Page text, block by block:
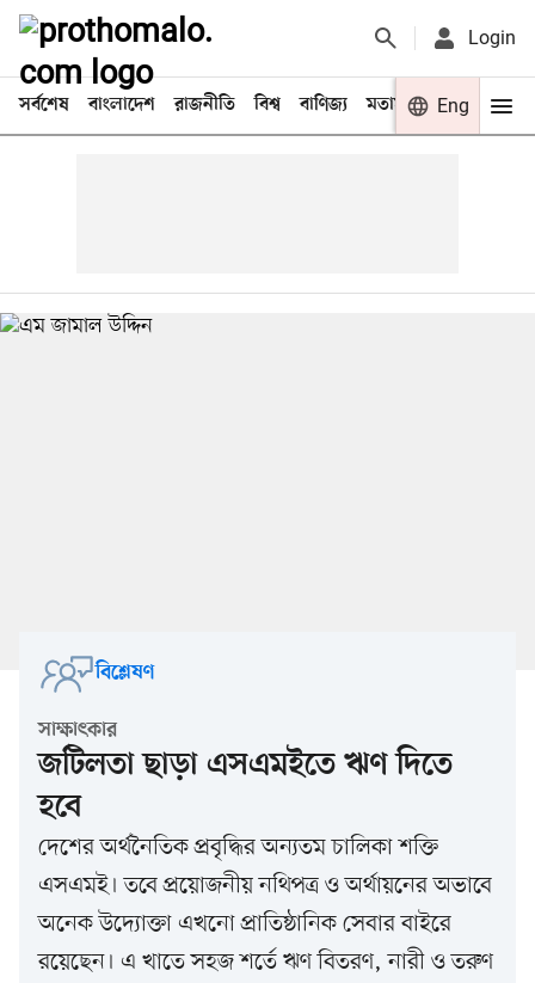
Login
সর্বশেষ বাংলাদেশ রাজনীতি বিশ্ব বাণিজ্য মতামত খেলা
Eng
বিশ্লেষণ
সাক্ষাৎকার
জটিলতা ছাড়া এসএমইতে ঋণ দিতে
হবে
দেশের অর্থনৈতিক প্রবৃদ্ধির অন্যতম চালিকা শক্তি
এসএমই। তবে প্রয়োজনীয় নথিপত্র ও অর্থায়নের অভাবে
অনেক উদ্যোক্তা এখনো প্রাতিষ্ঠানিক সেবার বাইরে
রয়েছেন। এ খাতে সহজ শর্তে ঋণ বিতরণ, নারী ও তরুণ